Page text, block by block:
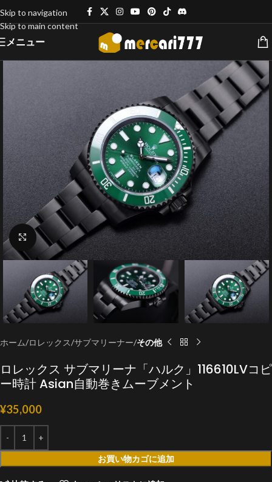
Skip to navigation
Skip to main content
メニュー
クリックで拡大
ホーム ロレックス サブマリーナー その他
ロレックス サブマリーナ「ハルク」116610LVコピ
ー時計 Asian自動巻きムーブメント
¥35,000
お買い物カゴに追加